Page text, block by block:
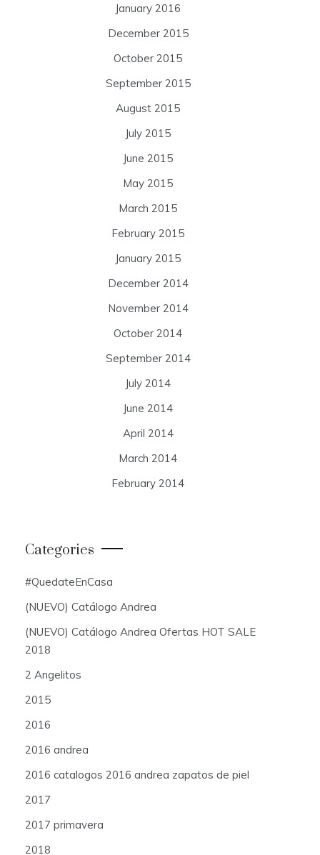
January 2016
December 2015
October 2015
September 2015
August 2015
July 2015
June 2015
May 2015
March 2015
February 2015
January 2015
December 2014
November 2014
October 2014
September 2014
July 2014
June 2014
April 2014
March 2014
February 2014
Categories
#QuedateEnCasa
(NUEVO) Catálogo Andrea
(NUEVO) Catálogo Andrea Ofertas HOT SALE
2018
2 Angelitos
2015
2016
2016 andrea
2016 catalogos 2016 andrea zapatos de piel
2017
2017 primavera
2018